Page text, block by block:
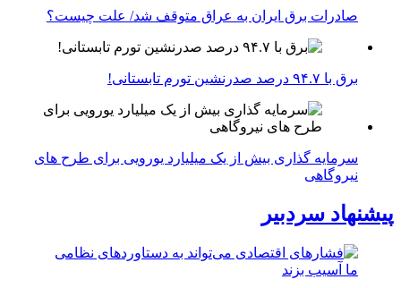
صادرات برق ایران به عراق متوقف شد/ علت چیست؟
برق با ۹۴.۷ درصد صدرنشین تورم تابستانی!
سرمایه گذاری بیش از یک میلیارد یورویی برای طرح های
نیروگاهی
پیشنهاد سردبیر